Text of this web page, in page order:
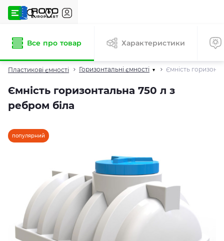
Пластикові ємності Горизонтальні ємності ▾ Ємність
Ємність горизонтальна 750 л з
ребром біла
Все про товар Характеристики
популярний